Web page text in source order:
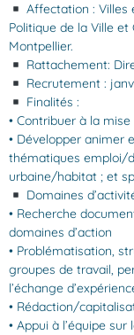
Affectation : Villes
Politique de la Ville
Montpellier.
Rattachement:
Recrutement :
Finalités :
• Contribuer à la
• Développer animer
thématiques emploi/
urbaine/habitat ; et
Domaines
• Recherche
domaines d’action
• Problématisation,
groupes de travail,
l’échange
• Rédaction/
• Appui à l’équipe